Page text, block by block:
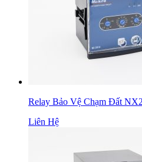
Relay Bảo Vệ Chạm Đất
Liên Hệ